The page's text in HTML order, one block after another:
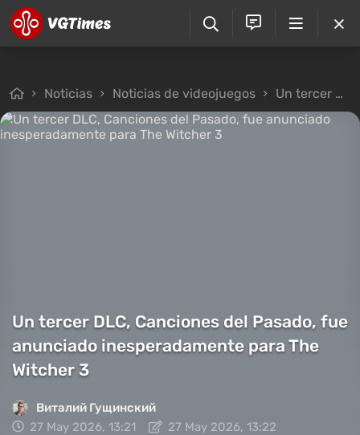
Noticias Noticias de videojuegos Un tercer DLC, Canciones del Pasado, fue anunciado inesperadamente para The Witcher 3
Un tercer DLC, Canciones del Pasado, fue
anunciado inesperadamente para The
Witcher 3
Виталий Гущинский
27 May 2026, 13:21
27 May 2026, 13:22